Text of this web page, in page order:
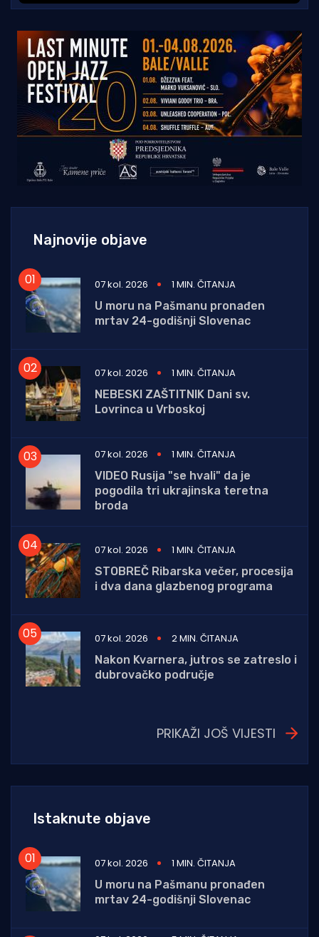
Najnovije objave
07 kol. 2026
1 MIN. ČITANJA
U moru na Pašmanu pronađen
mrtav 24-godišnji Slovenac
07 kol. 2026
1 MIN. ČITANJA
NEBESKI ZAŠTITNIK Dani sv.
Lovrinca u Vrboskoj
07 kol. 2026
1 MIN. ČITANJA
VIDEO Rusija "se hvali" da je
pogodila tri ukrajinska teretna
broda
07 kol. 2026
1 MIN. ČITANJA
STOBREČ Ribarska večer, procesija
i dva dana glazbenog programa
07 kol. 2026
2 MIN. ČITANJA
Nakon Kvarnera, jutros se zatreslo i
dubrovačko područje
PRIKAŽI JOŠ VIJESTI
Istaknute objave
07 kol. 2026
1 MIN. ČITANJA
U moru na Pašmanu pronađen
mrtav 24-godišnji Slovenac